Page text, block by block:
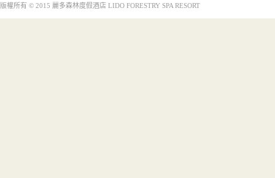
版權所有 © 2015 麗多森林度假酒店 LIDO FORESTRY SPA RESORT